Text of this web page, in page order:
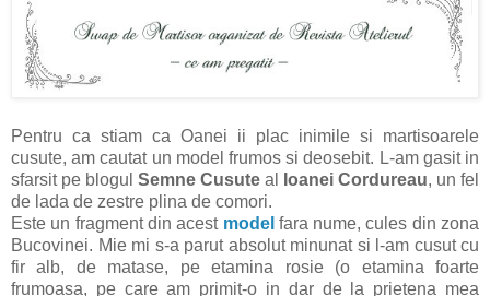
Pentru ca stiam ca Oanei ii plac inimile si martisoarele
cusute, am cautat un model frumos si deosebit. L-am gasit in
sfarsit pe blogul Semne Cusute al Ioanei Cordureau, un fel
de lada de zestre plina de comori.
Este un fragment din acest model fara nume, cules din zona
Bucovinei. Mie mi s-a parut absolut minunat si l-am cusut cu
fir alb, de matase, pe etamina rosie (o etamina foarte
frumoasa, pe care am primit-o in dar de la prietena mea